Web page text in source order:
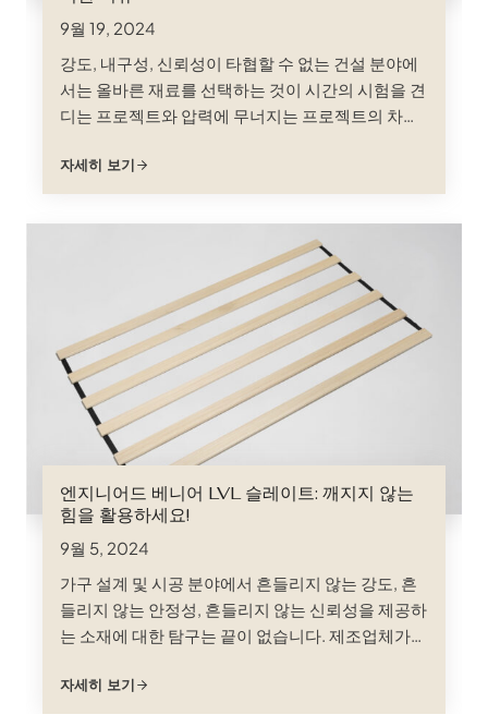
9월 19, 2024
강도, 내구성, 신뢰성이 타협할 수 없는 건설 분야에
서는 올바른 재료를 선택하는 것이 시간의 시험을 견
디는 프로젝트와 압력에 무너지는 프로젝트의 차이
팬 기능, 환경적 요인에 대한 저항성이 요구되는 애
플리케이션의 경우 더욱 그렇습니다. LVL 합판을 소
개합니다...
자세히 보기
엔지니어드 베니어 LVL 슬레이트: 깨지지 않는
힘을 활용하세요!
9월 5, 2024
가구 설계 및 시공 분야에서 흔들리지 않는 강도, 흔
들리지 않는 안정성, 흔들리지 않는 신뢰성을 제공하
는 소재에 대한 탐구는 끝이 없습니다. 제조업체가
의 혹독한 환경에서도 견딜 수 있는 가구를 기대하는
고객의 요구를 충족하기 위해 노력함에 따라 엔지니
자세히 보기